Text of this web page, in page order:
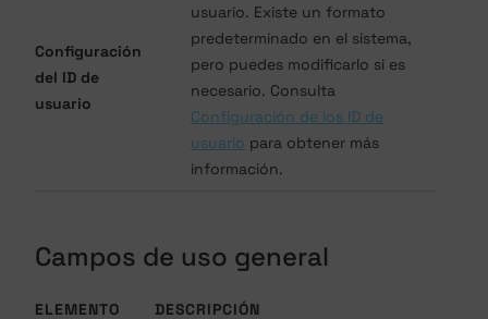
Configuración
del ID de
usuario
usuario. Existe un formato
predeterminado en el sistema,
pero puedes modificarlo si es
necesario. Consulta
Configuración de los ID de
usuario para obtener más
información.
Campos de uso general
ELEMENTO DESCRIPCIÓN